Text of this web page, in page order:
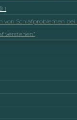
1
von Schlafproblemen
verstehen“